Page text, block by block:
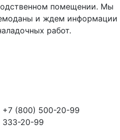
помещении. Мы
и ждем информации
работ.
+7 (800) 500-20-99
333-20-99